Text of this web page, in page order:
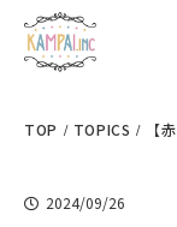
TOP TOPICS 【
2024/09/26